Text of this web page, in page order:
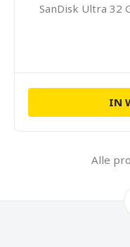
SanDisk Ultra 32
IN
Alle